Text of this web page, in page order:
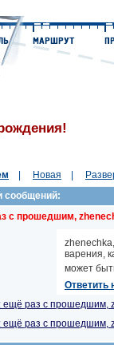
Новая
сообщений:
с прошедшим,
варения,
может
Ответить
ещё раз с прошедшим,
ещё раз с прошедшим,